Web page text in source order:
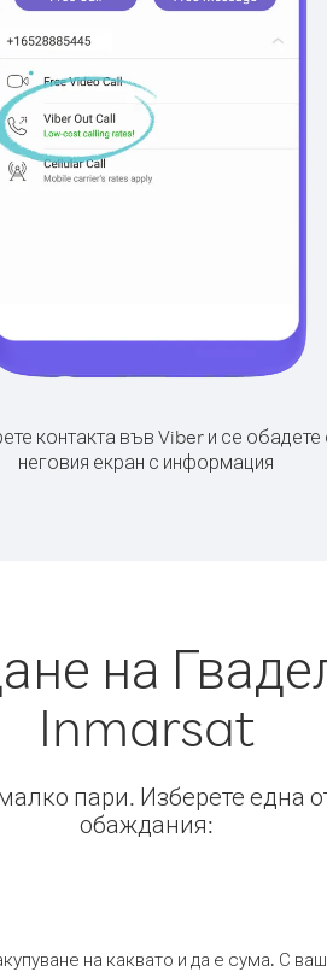
контакта във Viber и се обадете
неговия екран с информация
на
Inmarsat
пари. Изберете една
обаждания:
на каквато и да е сума. С